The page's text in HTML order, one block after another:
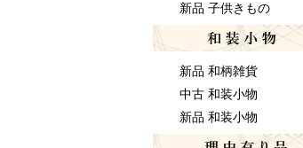
新品 子供きもの
新品 和柄雑貨
中古 和装小物
新品 和装小物